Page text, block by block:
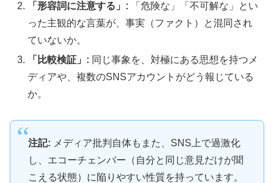
「形容詞に注意する」: 「危険な」「不可解な」とい
った主観的な言葉が、事実（ファクト）と混同され
ていないか。
「比較検証」: 同じ事象を、対極にある思想を持つメ
ディアや、複数のSNSアカウントがどう報じている
か。
注記: メディア批判自体もまた、SNS上で過激化
し、エコーチェンバー（自分と同じ意見だけが聞
こえる状態）に陥りやすい性質を持っています。